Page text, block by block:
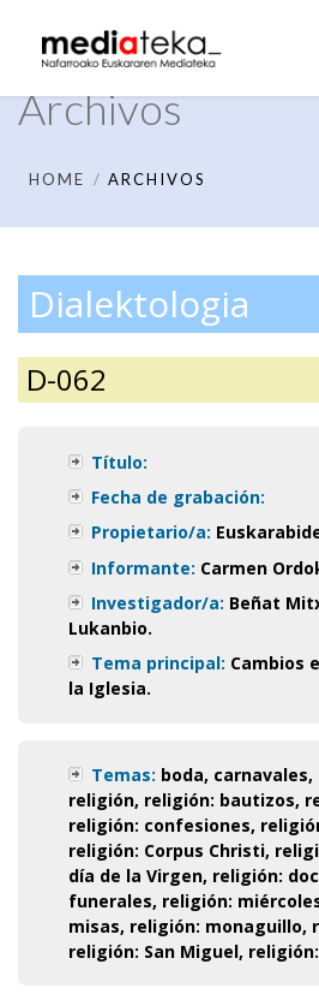
Archivos
HOME ARCHIVOS
Dialektologia
D-062
Título:
Fecha de grabación:
Propietario/a:
Informante: Carmen
Investigador/a: Beñat
Lukanbio.
Tema principal: Cambios
la Iglesia.
Temas: boda, carnavales,
religión, religión: bautizos,
religión: confesiones,
religión: Corpus Christi,
día de la Virgen, religión:
funerales, religión:
misas, religión: monaguillo,
religión: San Miguel,